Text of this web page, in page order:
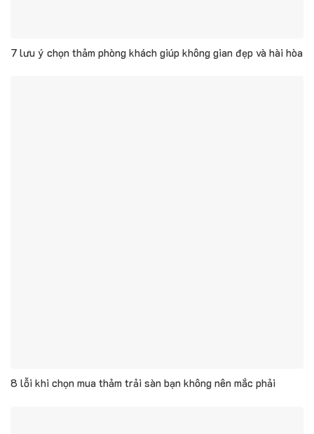
7 lưu ý chọn thảm phòng khách giúp không gian đẹp và hài hòa
8 lỗi khi chọn mua thảm trải sàn bạn không nên mắc phải